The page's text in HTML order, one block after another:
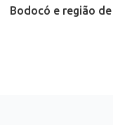
Bodocó e região